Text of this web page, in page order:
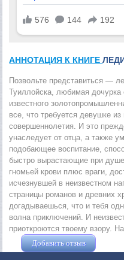
АННОТАЦИЯ К КНИГЕ
Позвольте представиться —
Туиллойска, любимая дочурка
известного
все, что требуется девушке
совершеннолетия. И это
унаследует от отца, а также
подобающее воспитание,
быстро вырастающие при
гномьей крови плюс враги,
исчезнувшей в неизвестном
страницы романов и древних
догадываешься, что и тебя
волна приключений. И
приоткроются твоему взору.
Добавить отзыв